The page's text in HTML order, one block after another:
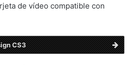
de vídeo compatible con
CS3